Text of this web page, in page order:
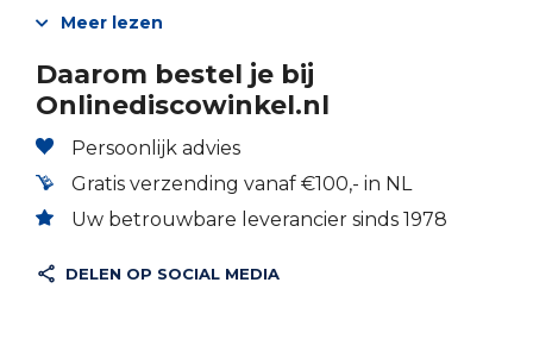
Meer lezen
Daarom bestel je bij
Onlinediscowinkel.nl
Persoonlijk advies
Gratis verzending vanaf €100,- in NL
Uw betrouwbare leverancier sinds 1978
DELEN OP SOCIAL MEDIA